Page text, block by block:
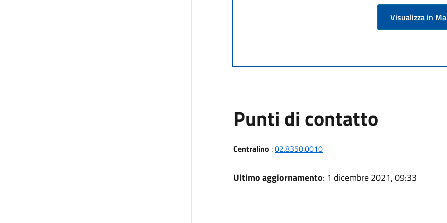
Visualizza in
Punti di contatto
Centralino :02.8350.0010
Ultimo aggiornamento: 1 dicembre 2021, 09:33